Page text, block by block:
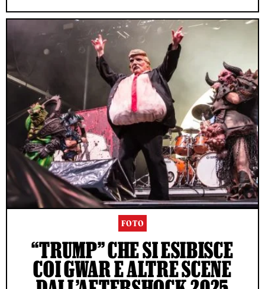
FOTO
“TRUMP” CHE SI ESIBISCE
COI GWAR E ALTRE SCENE